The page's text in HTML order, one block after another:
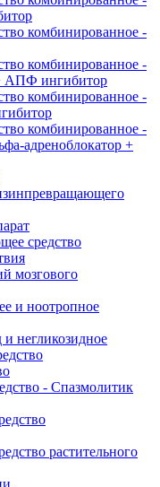
комбинированное -
комбинированное -
АПФ ингибитор
комбинированное -
комбинированное -
адреноблокатор +
средство
мозгового
и ноотропное
негликозидное
- Спазмолитик
растительного